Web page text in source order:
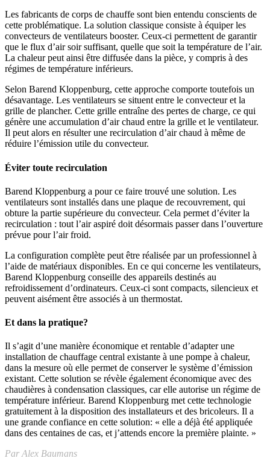
Les fabricants de corps de chauffe sont bien entendu conscients de
cette problématique. La solution classique consiste à équiper les
convecteurs de ventilateurs booster. Ceux-ci permettent de garantir
que le flux d’air soir suffisant, quelle que soit la température de l’air.
La chaleur peut ainsi être diffusée dans la pièce, y compris à des
régimes de température inférieurs.
Selon Barend Kloppenburg, cette approche comporte toutefois un
désavantage. Les ventilateurs se situent entre le convecteur et la
grille de plancher. Cette grille entraîne des pertes de charge, ce qui
génère une accumulation d’air chaud entre la grille et le ventilateur.
Il peut alors en résulter une recirculation d’air chaud à même de
réduire l’émission utile du convecteur.
Éviter toute recirculation
Barend Kloppenburg a pour ce faire trouvé une solution. Les
ventilateurs sont installés dans une plaque de recouvrement, qui
obture la partie supérieure du convecteur. Cela permet d’éviter la
recirculation : tout l’air aspiré doit désormais passer dans l’ouverture
prévue pour l’air froid.
La configuration complète peut être réalisée par un professionnel à
l’aide de matériaux disponibles. En ce qui concerne les ventilateurs,
Barend Kloppenburg conseille des appareils destinés au
refroidissement d’ordinateurs. Ceux-ci sont compacts, silencieux et
peuvent aisément être associés à un thermostat.
Et dans la pratique?
Il s’agit d’une manière économique et rentable d’adapter une
installation de chauffage central existante à une pompe à chaleur,
dans la mesure où elle permet de conserver le système d’émission
existant. Cette solution se révèle également économique avec des
chaudières à condensation classiques, car elle autorise un régime de
température inférieur. Barend Kloppenburg met cette technologie
gratuitement à la disposition des installateurs et des bricoleurs. Il a
une grande confiance en cette solution: « elle a déjà été appliquée
dans des centaines de cas, et j’attends encore la première plainte. »
Par Alex Baumans